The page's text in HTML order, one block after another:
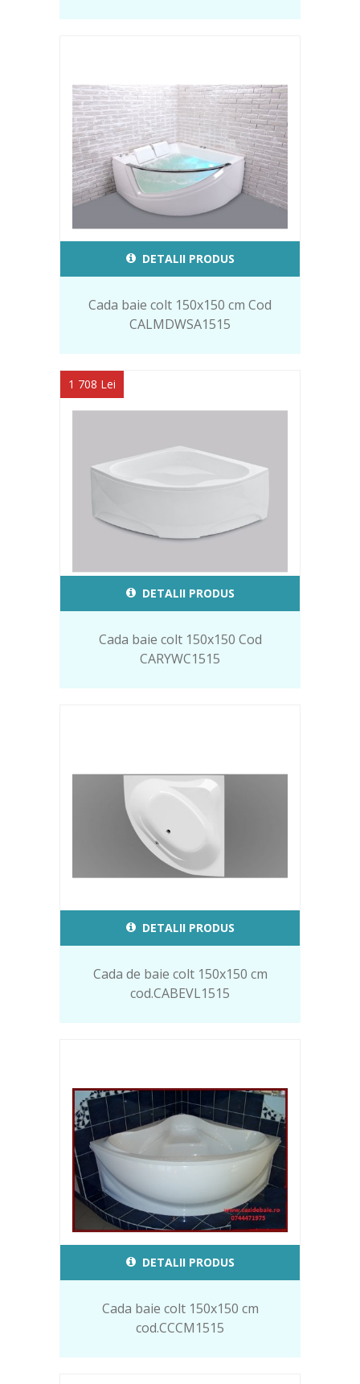
DETALII PRODUS
Cada baie colt 150x150 cm Cod
CALMDWSA1515
1 708 Lei
DETALII PRODUS
Cada baie colt 150x150 Cod
CARYWC1515
DETALII PRODUS
Cada de baie colt 150x150 cm
cod.CABEVL1515
DETALII PRODUS
Cada baie colt 150x150 cm
cod.CCCM1515